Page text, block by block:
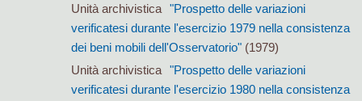
Unità archivistica
"Prospetto delle variazioni
verificatesi durante l'esercizio 1979 nella consistenza
dei beni mobili dell'Osservatorio"(1979)
Unità archivistica
"Prospetto delle variazioni
verificatesi durante l'esercizio 1980 nella consistenza